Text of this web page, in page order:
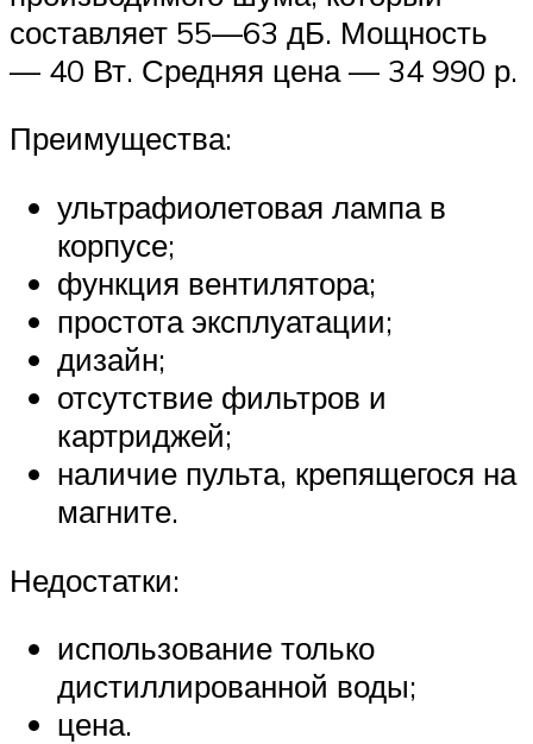
составляет 55—63 дБ. Мощность
— 40 Вт. Средняя цена — 34 990 р.
Преимущества:
ультрафиолетовая лампа в
корпусе;
функция вентилятора;
простота эксплуатации;
дизайн;
отсутствие фильтров и
картриджей;
наличие пульта, крепящегося на
магните.
Недостатки:
использование только
дистиллированной воды;
цена.